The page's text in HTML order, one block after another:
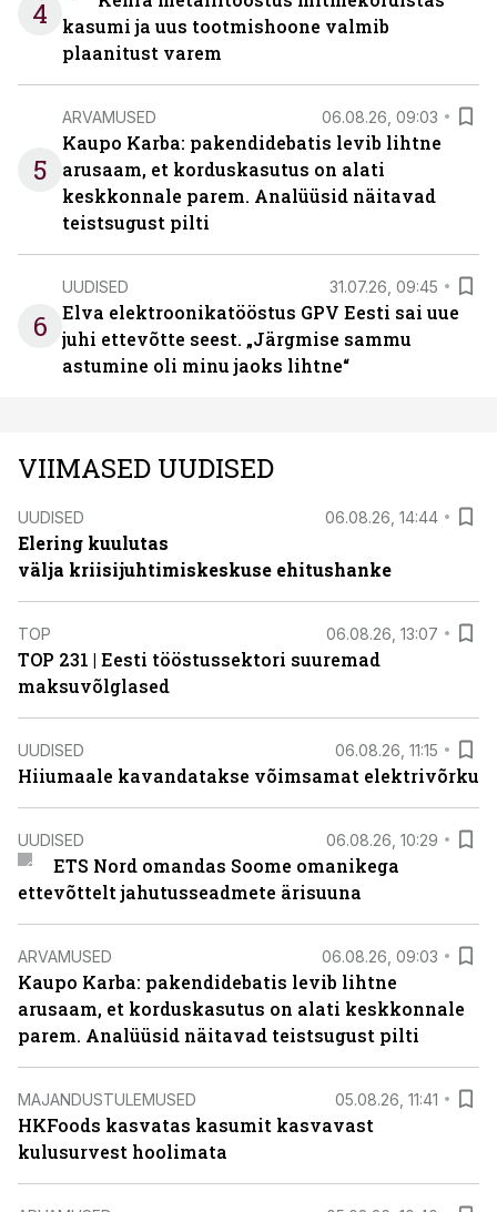
4
kasumi ja uus tootmishoone valmib
plaanitust varem
5
ARVAMUSED 06.08.26, 09:03
Kaupo Karba: pakendidebatis levib lihtne
arusaam, et korduskasutus on alati
keskkonnale parem. Analüüsid näitavad
teistsugust pilti
6
UUDISED 31.07.26, 09:45
Elva elektroonikatööstus GPV Eesti sai uue
juhi ettevõtte seest. „Järgmise sammu
astumine oli minu jaoks lihtne“
VIIMASED UUDISED
UUDISED 06.08.26, 14:44
Elering kuulutas
välja kriisijuhtimiskeskuse ehitushanke
TOP 06.08.26, 13:07
TOP 231 | Eesti tööstussektori suuremad
maksuvõlglased
UUDISED 06.08.26, 11:15
Hiiumaale kavandatakse võimsamat elektrivõrku
UUDISED 06.08.26, 10:29
ETS Nord omandas Soome omanikega
ettevõttelt jahutusseadmete ärisuuna
ARVAMUSED 06.08.26, 09:03
Kaupo Karba: pakendidebatis levib lihtne
arusaam, et korduskasutus on alati keskkonnale
parem. Analüüsid näitavad teistsugust pilti
MAJANDUSTULEMUSED 05.08.26, 11:41
HKFoods kasvatas kasumit kasvavast
kulusurvest hoolimata